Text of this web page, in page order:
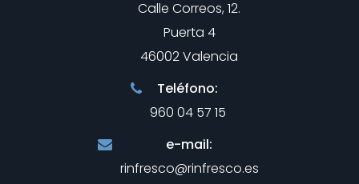
Calle Correos, 12.
Puerta 4
46002 Valencia
Teléfono:
960 04 57 15
e-mail:
rinfresco@rinfresco.es